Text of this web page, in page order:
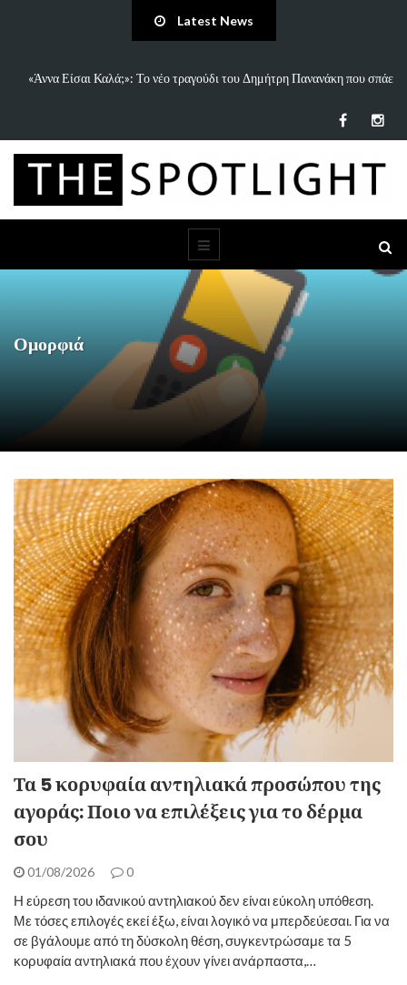
Latest News
«Άννα Είσαι Καλά;»: Το νέο τραγούδι του Δημήτρη Πανανάκη που σπάει
Ομορφιά
Τα 5 κορυφαία αντηλιακά προσώπου της
αγοράς: Ποιο να επιλέξεις για το δέρμα
σου
01/08/2026 0
Η εύρεση του ιδανικού αντηλιακού δεν είναι εύκολη υπόθεση.
Με τόσες επιλογές εκεί έξω, είναι λογικό να μπερδεύεσαι. Για να
σε βγάλουμε από τη δύσκολη θέση, συγκεντρώσαμε τα 5
κορυφαία αντηλιακά που έχουν γίνει ανάρπαστα,…